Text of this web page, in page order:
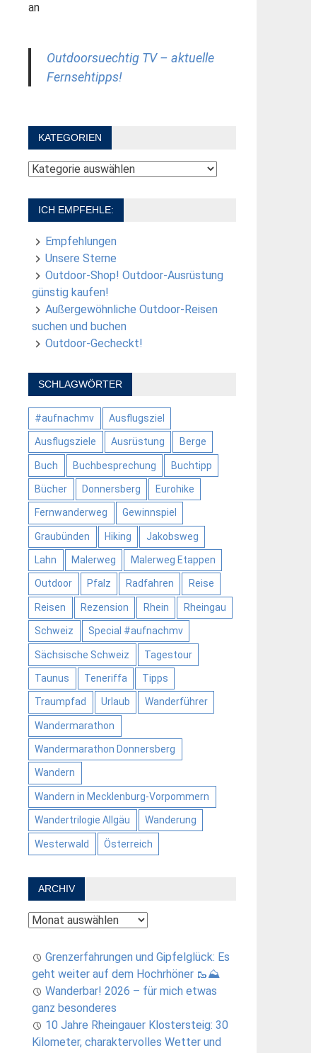
an
Outdoorsuechtig TV – aktuelle
Fernsehtipps!
KATEGORIEN
Kategorien
ICH EMPFEHLE:
Empfehlungen
Unsere Sterne
Outdoor-Shop! Outdoor-Ausrüstung
günstig kaufen!
Außergewöhnliche Outdoor-Reisen
suchen und buchen
Outdoor-Gecheckt!
SCHLAGWÖRTER
#aufnachmv Ausflugsziel
Ausflugsziele Ausrüstung Berge
Buch Buchbesprechung Buchtipp
Bücher Donnersberg Eurohike
Fernwanderweg Gewinnspiel
Graubünden Hiking Jakobsweg
Lahn Malerweg Malerweg Etappen
Outdoor Pfalz Radfahren Reise
Reisen Rezension Rhein Rheingau
Schweiz Special #aufnachmv
Sächsische Schweiz Tagestour
Taunus Teneriffa Tipps
Traumpfad Urlaub Wanderführer
Wandermarathon
Wandermarathon Donnersberg
Wandern
Wandern in Mecklenburg-Vorpommern
Wandertrilogie Allgäu Wanderung
Westerwald Österreich
ARCHIV
Archiv
Grenzerfahrungen und Gipfelglück: Es
geht weiter auf dem Hochrhöner 🥾⛰️
Wanderbar! 2026 – für mich etwas
ganz besonderes
10 Jahre Rheingauer Klostersteig: 30
Kilometer, charaktervolles Wetter und